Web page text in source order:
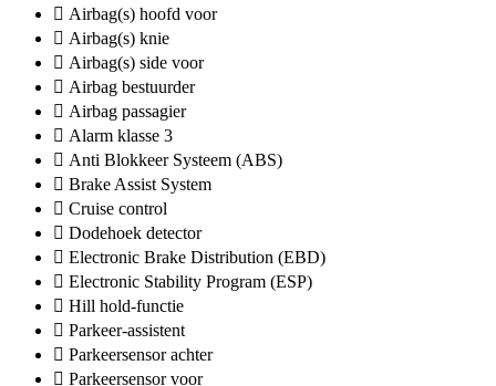
Airbag(s) hoofd voor
Airbag(s) knie
Airbag(s) side voor
Airbag bestuurder
Airbag passagier
Alarm klasse 3
Anti Blokkeer Systeem (ABS)
Brake Assist System
Cruise control
Dodehoek detector
Electronic Brake Distribution (EBD)
Electronic Stability Program (ESP)
Hill hold-functie
Parkeer-assistent
Parkeersensor achter
Parkeersensor voor